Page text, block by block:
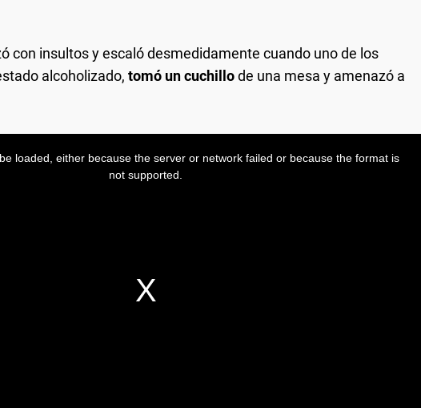
con insultos y escaló desmedidamente cuando uno de los
alcoholizado, tomó un cuchillode una mesa y amenazó a